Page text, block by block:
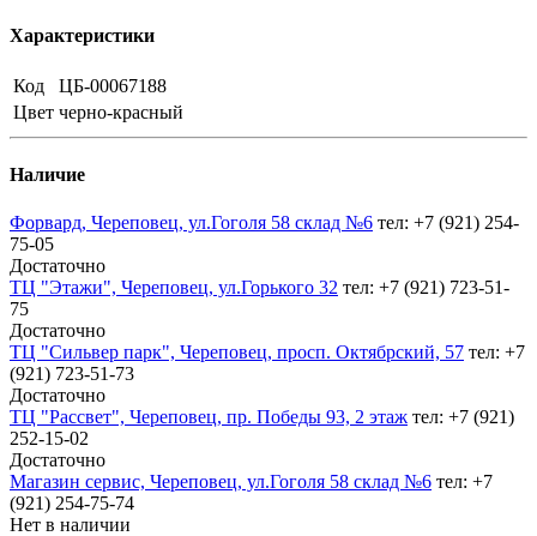
Характеристики
Код
ЦБ-00067188
Цвет черно-красный
Наличие
Форвард, Череповец, ул.Гоголя 58 склад №6 тел: +7 (921) 254-
75-05
Достаточно
ТЦ "Этажи", Череповец, ул.Горького 32 тел: +7 (921) 723-51-
75
Достаточно
ТЦ "Сильвер парк", Череповец, просп. Октябрский, 57 тел: +7
(921) 723-51-73
Достаточно
ТЦ "Рассвет", Череповец, пр. Победы 93, 2 этаж тел: +7 (921)
252-15-02
Достаточно
Магазин сервис, Череповец, ул.Гоголя 58 склад №6 тел: +7
(921) 254-75-74
Нет в наличии